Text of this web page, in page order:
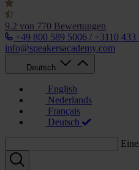
9.2 von 770 Bewertungen
+49 800 589 5006 / +3110 433
info@speakersacademy.com
Deutsch
English
Nederlands
Français
Deutsch